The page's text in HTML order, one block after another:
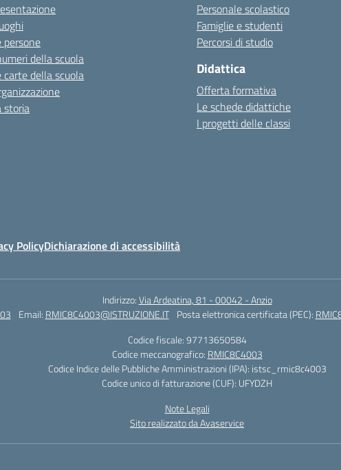
persone
della scuola
carte della scuola
storia
Personale scolastico
Famiglie e studenti
Percorsi di studio
Didattica
Offerta formativa
Le schede didattiche
I progetti delle classi
PolicyDichiarazione di accessibilità
Indirizzo:Via Ardeatina, 81 - 00042 - Anzio
Email: RMIC8C4003@ISTRUZIONE.IT Posta elettronica certificata (PEC):
Codice fiscale: 97713650584
Codice meccanografico: RMIC8C4003
Codice Indice delle Pubbliche Amministrazioni (IPA): istsc_rmic8c4003
Codice unico di fatturazione (CUF): UFYDZH
Note Legali
Sito realizzato da Avaservice